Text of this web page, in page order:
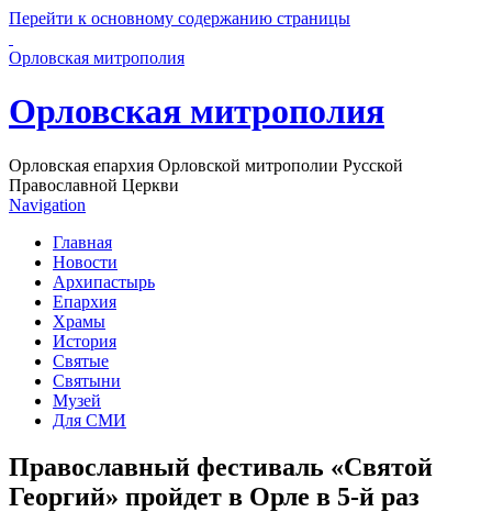
Перейти к основному содержанию страницы
Орловская митрополия
Орловская митрополия
Орловская епархия Орловской митрополии Русской
Православной Церкви
Navigation
Главная
Новости
Архипастырь
Епархия
Храмы
История
Святые
Святыни
Музей
Для СМИ
Православный фестиваль «Святой
Георгий» пройдет в Орле в 5-й раз